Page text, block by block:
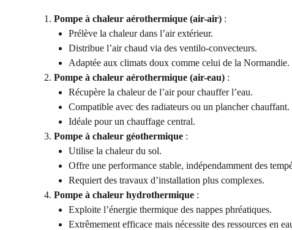
Pompe à chaleur aérothermique (air-air) :
Prélève la chaleur dans l’air extérieur.
Distribue l’air chaud via des ventilo-convecteurs.
Adaptée aux climats doux comme celui de la Normandie.
Pompe à chaleur aérothermique (air-eau) :
Récupère la chaleur de l’air pour chauffer l’eau.
Compatible avec des radiateurs ou un plancher chauffant.
Idéale pour un chauffage central.
Pompe à chaleur géothermique :
Utilise la chaleur du sol.
Offre une performance stable, indépendamment des
Requiert des travaux d’installation plus complexes.
Pompe à chaleur hydrothermique :
Exploite l’énergie thermique des nappes phréatiques.
Extrêmement efficace mais nécessite des ressources en